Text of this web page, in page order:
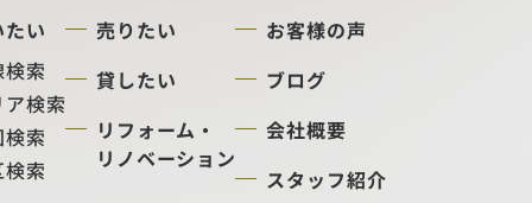
い
索
ア検索
索
索
売りたい
貸したい
リフォーム・
リノベーション
お客様の声
ブログ
会社概要
スタッフ紹介